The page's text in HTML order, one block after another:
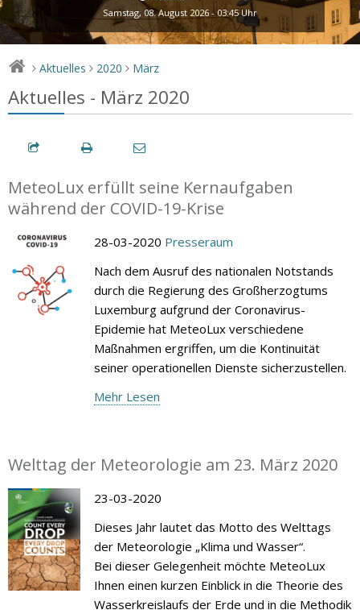
Samstag, 08. August 2026 - 03:45 Uhr
> Aktuelles > 2020 > März
Aktuelles - März 2020
MeteoLux erfüllt seine Kernaufgaben
während der COVID-19-Krise
28-03-2020 Presseraum
Nach dem Ausruf des nationalen Notstands
durch die Regierung des Großherzogtums
Luxemburg aufgrund der Coronavirus-
Epidemie hat MeteoLux verschiedene
Maßnahmen ergriffen, um die Kontinuität
seiner operationellen Dienste sicherzustellen.
Mehr Lesen
Welttag der Meteorologie am 23. März 2020
23-03-2020
Dieses Jahr lautet das Motto des Welttags
der Meteorologie „Klima und Wasser“.
Bei dieser Gelegenheit möchte MeteoLux
Ihnen einen kurzen Einblick in die Theorie des
Wasserkreislaufs der Erde und in die Methodik